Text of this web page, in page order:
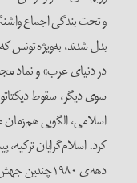
بدل شدند، به‌ویژه تونس
سوی دیگر، سقوط
اسلامی، الگویی هم‌زمان
کرد. اسلام‌گرایان
دهه‌ی